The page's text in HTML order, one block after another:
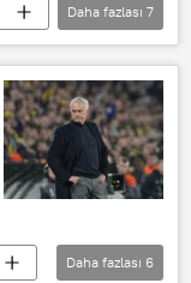
Daha fazlası 7
Daha fazlası 6